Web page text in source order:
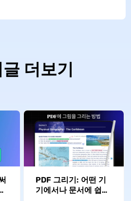
더보기
PDF 그리기: 어떤 기
기에서나 문서에 쉽게